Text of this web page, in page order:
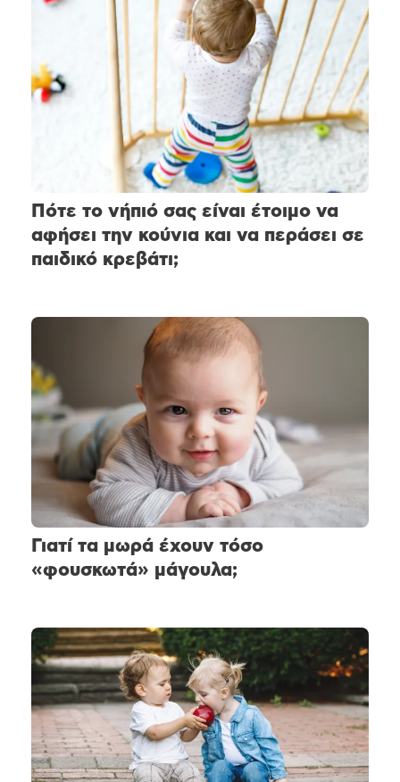
Πότε το νήπιό σας είναι έτοιμο να
αφήσει την κούνια και να περάσει σε
παιδικό κρεβάτι;
Γιατί τα μωρά έχουν τόσο
«φουσκωτά» μάγουλα;